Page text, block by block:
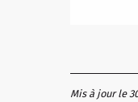
Mis à jour le